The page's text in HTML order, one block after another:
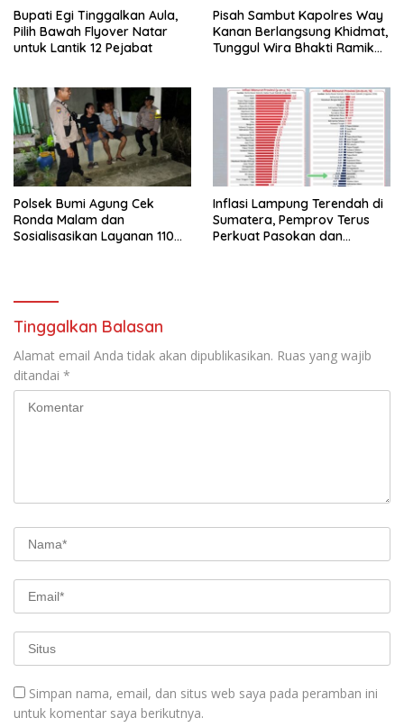
Bupati Egi Tinggalkan Aula,
Pilih Bawah Flyover Natar
untuk Lantik 12 Pejabat
Pisah Sambut Kapolres Way
Kanan Berlangsung Khidmat,
Tunggul Wira Bhakti Ramik
Polsek Bumi Agung Cek
Ronda Malam dan
Sosialisasikan Layanan 110
Inflasi Lampung Terendah di
Sumatera, Pemprov Terus
Perkuat Pasokan dan
Tinggalkan Balasan
Alamat email Anda tidak akan dipublikasikan. Ruas yang wajib
ditandai *
Simpan nama, email, dan situs web saya pada peramban ini
untuk komentar saya berikutnya.